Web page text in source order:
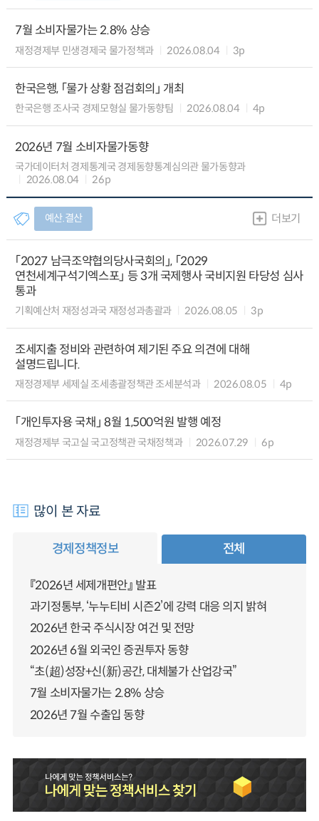
7월 소비자물가는 2.8% 상승
재정경제부 민생경제국 물가정책과 2026.08.04 3p
한국은행, 「물가 상황 점검회의」 개최
한국은행 조사국 경제모형실 물가동향팀 2026.08.04 4p
2026년 7월 소비자물가동향
국가데이터처 경제통계국 경제동향통계심의관 물가동향과
2026.08.04
26p
예산.결산 더보기
「2027 남극조약협의당사국회의」, 「2029
연천세계구석기엑스포」 등 3개 국제행사 국비지원 타당성 심사
통과
기획예산처 재정성과국 재정성과총괄과 2026.08.05 3p
조세지출 정비와 관련하여 제기된 주요 의견에 대해
설명드립니다.
재정경제부 세제실 조세총괄정책관 조세분석과 2026.08.05 4p
「개인투자용 국채」 8월 1,500억원 발행 예정
재정경제부 국고실 국고정책관 국채정책과 2026.07.29 6p
많이 본 자료
경제정책정보 전체
『2026년 세제개편안』 발표
과기정통부, ‘누누티비 시즌2’에 강력 대응 의지 밝혀
2026년 한국 주식시장 여건 및 전망
2026년 6월 외국인 증권투자 동향
“초(超)성장+신(新)공간, 대체불가 산업강국”
7월 소비자물가는 2.8% 상승
2026년 7월 수출입 동향